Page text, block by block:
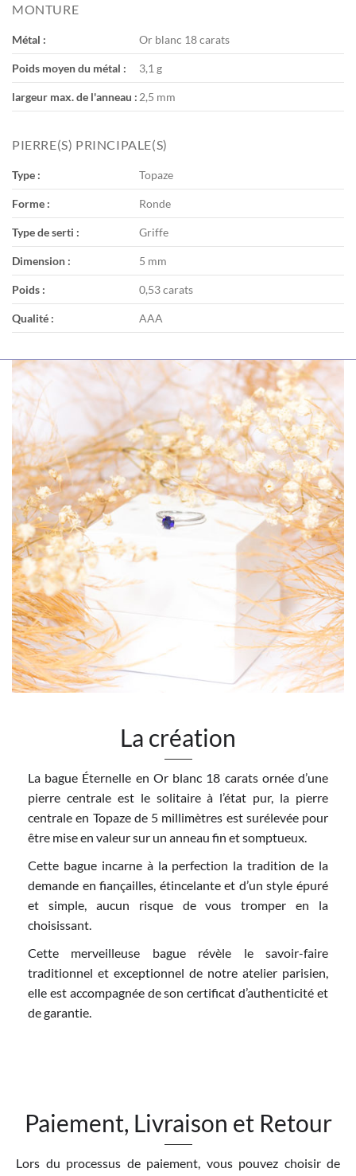
MONTURE
Métal : Or blanc 18 carats
Poids moyen du métal : 3,1 g
largeur max. de l'anneau : 2,5 mm
PIERRE(S) PRINCIPALE(S)
Type : Topaze
Forme : Ronde
Type de serti : Griffe
Dimension : 5 mm
Poids : 0,53 carats
Qualité : AAA
La création
La bague Éternelle en Or blanc 18 carats ornée d’une
pierre centrale est le solitaire à l’état pur, la pierre
centrale en Topaze de 5 millimètres est surélevée pour
être mise en valeur sur un anneau fin et somptueux.
Cette bague incarne à la perfection la tradition de la
demande en fiançailles, étincelante et d’un style épuré
et simple, aucun risque de vous tromper en la
choisissant.
Cette merveilleuse bague révèle le savoir-faire
traditionnel et exceptionnel de notre atelier parisien,
elle est accompagnée de son certificat d’authenticité et
de garantie.
Paiement, Livraison et Retour
Lors du processus de paiement, vous pouvez choisir de